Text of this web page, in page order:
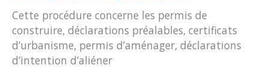
Cette procédure concerne les permis de
construire, déclarations préalables, certificats
d’urbanisme, permis d’aménager, déclarations
d’intention d’aliéner